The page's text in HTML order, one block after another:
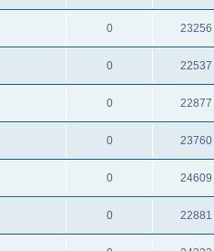
0 23256
0 22537
0 22877
0 23760
0 24609
0 22881